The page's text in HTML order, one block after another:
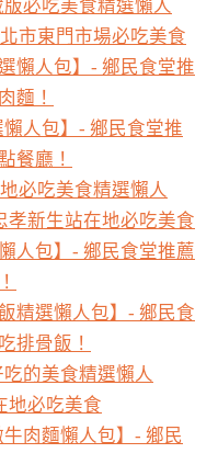
版必吃美食精選懶人
市東門市場必吃美食
懶人包】- 鄉民食堂推
麵！
懶人包】- 鄉民食堂推
餐廳！
必吃美食精選懶人
孝新生站在地必吃美食
人包】- 鄉民食堂推薦
精選懶人包】- 鄉民食
排骨飯！
吃的美食精選懶人
地必吃美食
牛肉麵懶人包】- 鄉民